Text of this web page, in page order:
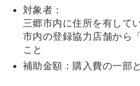
対象者：
三郷市内に住所を有して
市内の登録協力店舗から
こと
補助金額：購入費の一部